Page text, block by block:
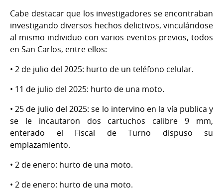
Cabe destacar que los investigadores se encontraban
investigando diversos hechos delictivos, vinculándose
al mismo individuo con varios eventos previos, todos
en San Carlos, entre ellos:
• 2 de julio del 2025: hurto de un teléfono celular.
• 11 de julio del 2025: hurto de una moto.
• 25 de julio del 2025: se lo intervino en la vía publica y
se le incautaron dos cartuchos calibre 9 mm,
enterado el Fiscal de Turno dispuso su
emplazamiento.
• 2 de enero: hurto de una moto.
• 2 de enero: hurto de una moto.